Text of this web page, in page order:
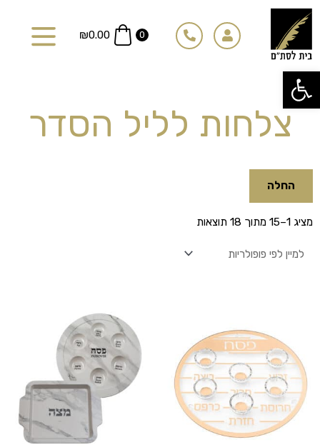
פתח סרגל נגישות
דילוג
לתוכן
0
₪0.00
צלחות לליל הסדר
החלה
מציג 1–15 מתוך 18 תוצאות